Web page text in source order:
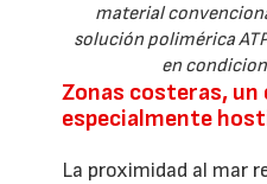
material
solución polimérica
en
Zonas costeras,
especialmente
La proximidad al mar